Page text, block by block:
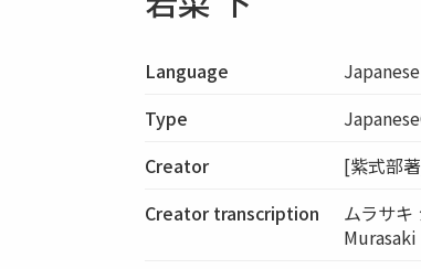
Language
Japanese
Type
Creator
[紫式部
Creator transcription
ムラサキ